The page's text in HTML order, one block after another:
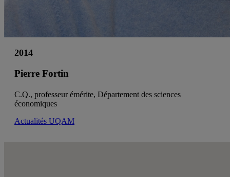
2014
Pierre Fortin
C.Q., professeur émérite, Département des sciences
économiques
Actualités UQAM